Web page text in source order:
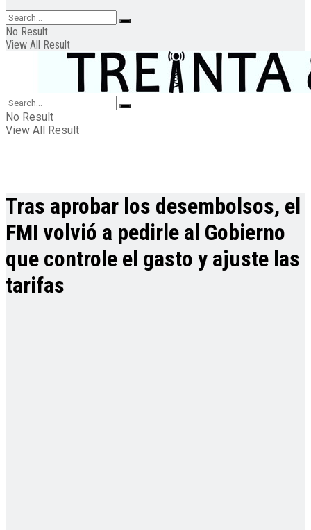
No Result
View All Result
No Result
View All Result
Tras aprobar los desembolsos, el
FMI volvió a pedirle al Gobierno
que controle el gasto y ajuste las
tarifas